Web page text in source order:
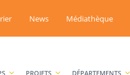
News Médiathèque
PROJETS DÉPARTEMENTS